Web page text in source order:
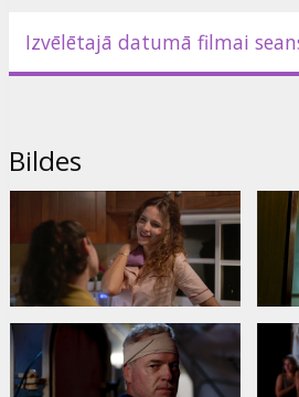
Izvēlētajā datumā filmai
Bildes